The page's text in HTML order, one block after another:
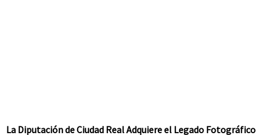
La Diputación de Ciudad Real Adquiere el Legado Fotográfico